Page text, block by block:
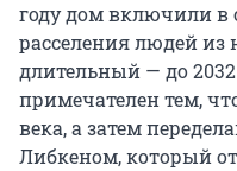
году дом включили в
расселения людей
длительный — до
примечателен тем,
века, а затем
Либкеном, который